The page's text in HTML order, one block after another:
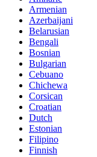
Armenian
Azerbaijani
Belarusian
Bengali
Bosnian
Bulgarian
Cebuano
Chichewa
Corsican
Croatian
Dutch
Estonian
Filipino
Finnish